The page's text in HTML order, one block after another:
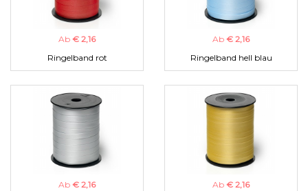
Ab € 2,16
Ringelband rot
Ab € 2,16
Ringelband hell blau
Ab € 2,16
Ab € 2,16